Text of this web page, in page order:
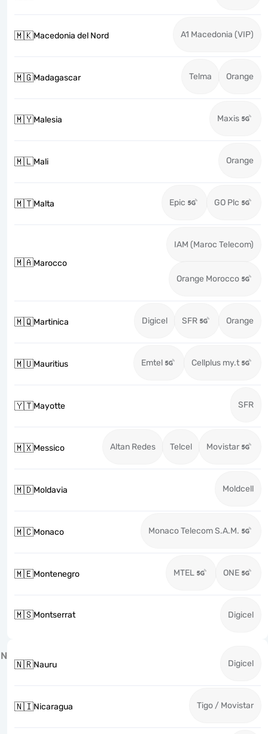
🇲🇰Macedonia del Nord A1 Macedonia (VIP)
🇲🇬Madagascar Telma Orange
🇲🇾Malesia Maxis
🇲🇱Mali Orange
🇲🇹Malta Epic GO Plc
🇲🇦Marocco
IAM (Maroc Telecom)
Orange Morocco
🇲🇶Martinica Digicel SFR Orange
🇲🇺Mauritius Emtel Cellplus my.t
🇾🇹Mayotte SFR
🇲🇽Messico Altan Redes Telcel Movistar
🇲🇩Moldavia Moldcell
🇲🇨Monaco Monaco Telecom S.A.M.
🇲🇪Montenegro MTEL ONE
🇲🇸Montserrat Digicel
N
🇳🇷Nauru Digicel
🇳🇮Nicaragua Tigo / Movistar